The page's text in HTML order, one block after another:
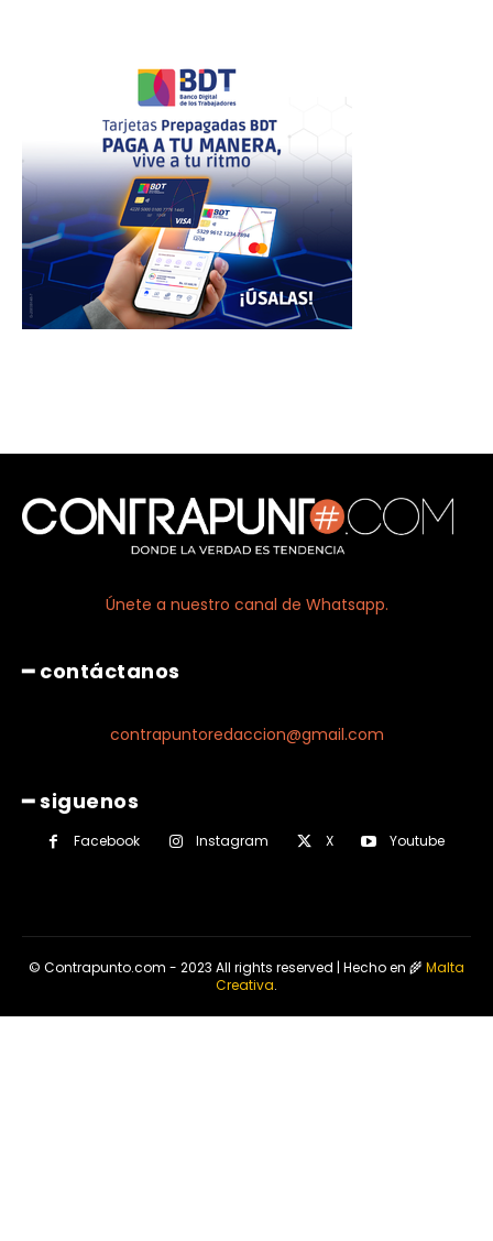
Únete a nuestro canal de Whatsapp.
━ contáctanos
contrapuntoredaccion@gmail.com
━ siguenos
Facebook Instagram X Youtube
© Contrapunto.com - 2023 All rights reserved | Hecho en 🌾Malta
Creativa.